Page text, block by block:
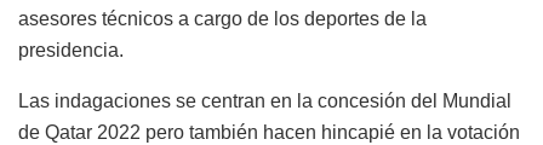
asesores técnicos a cargo de los deportes de la
presidencia.
Las indagaciones se centran en la concesión del Mundial
de Qatar 2022 pero también hacen hincapié en la votación